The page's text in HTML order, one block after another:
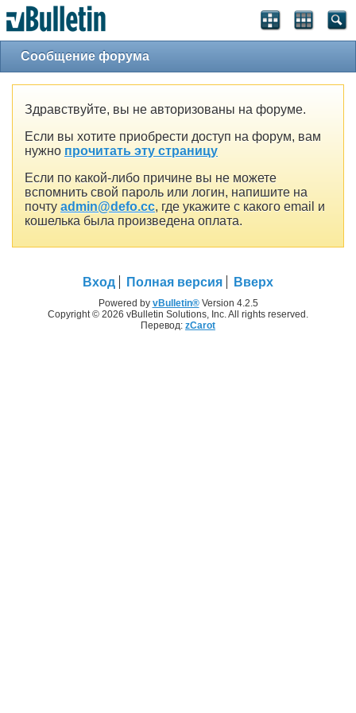
Сообщение форума
Здравствуйте, вы не авторизованы на форуме.
Если вы хотите приобрести доступ на форум, вам
нужно прочитать эту страницу
Если по какой-либо причине вы не можете
вспомнить свой пароль или логин, напишите на
почту admin@defo.cc, где укажите с какого email и
кошелька была произведена оплата.
Вход Полная версия Вверх
Powered by vBulletin®Version 4.2.5
Copyright © 2026 vBulletin Solutions, Inc. All rights reserved.
Перевод: zCarot